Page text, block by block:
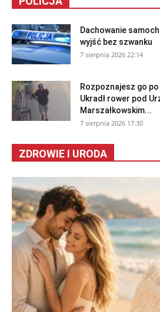
Dachowanie
wyjść bez szwanku
7 sierpnia 2026 22:14
Rozpoznajesz go
Ukradł rower pod
Marszałkowskim...
7 sierpnia 2026 17:30
ZDROWIE I URODA